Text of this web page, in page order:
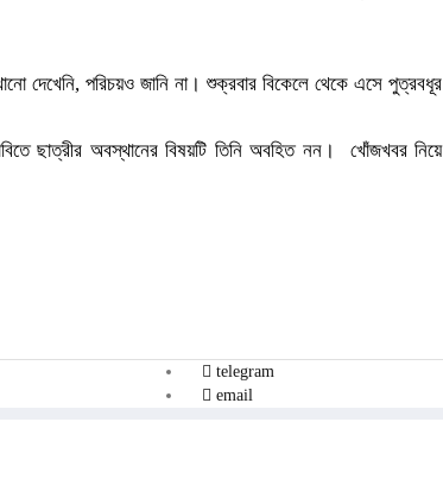
দেখেনি, পরিচয়ও জানি না। শুক্রবার বিকেলে থেকে এসে পুত্রবধূর
ছাত্রীর অবস্থানের বিষয়টি তিনি অবহিত নন। খোঁজখবর নিয়ে
telegram
email